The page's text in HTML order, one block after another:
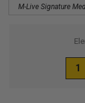
M-Live Signature
1